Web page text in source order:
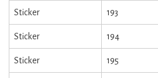
Sticker 193
Sticker 194
Sticker 195